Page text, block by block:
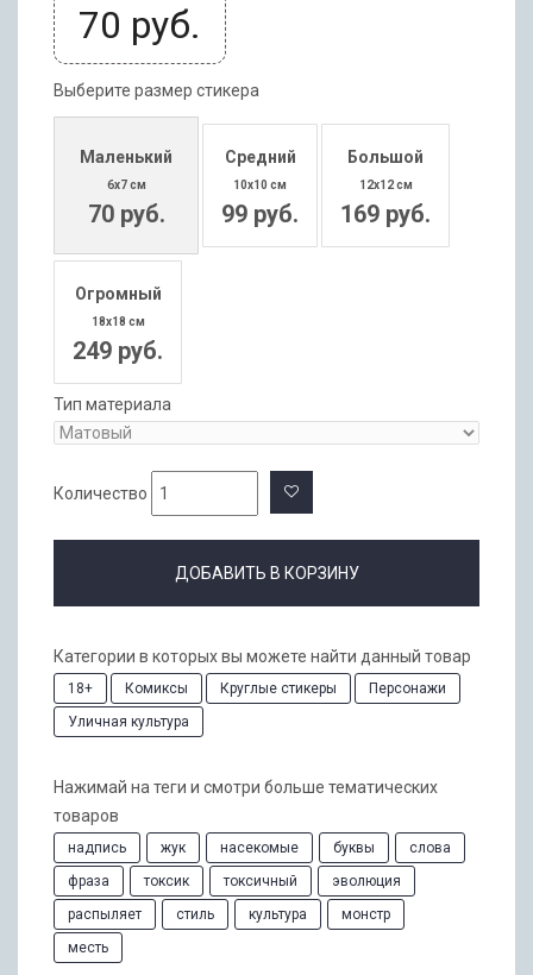
70 руб.
Выберите размер стикера
Маленький
6x7 см
70 руб.
Средний
10x10 см
99 руб.
Большой
12x12 см
169 руб.
Огромный
18x18 см
249 руб.
Тип материала
Количество
ДОБАВИТЬ В КОРЗИНУ
Категории в которых вы можете найти данный товар
18+ Комиксы Круглые стикеры
Персонажи
Уличная культура
Нажимай на теги и смотри больше тематических
товаров
надпись жук насекомые буквы
слова
фраза
токсик токсичный
эволюция
распыляет
стиль культура
монстр
месть